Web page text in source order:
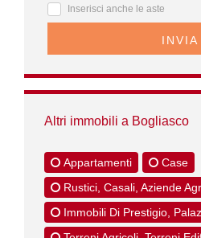
Inserisci anche le aste
INVIA
Altri immobili a Bogliasco
Appartamenti
Case
Rustici, Casali, Aziende
Immobili Di Prestigio,